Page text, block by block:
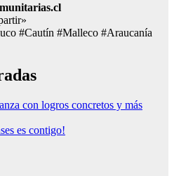
#Cautín #Malleco #Araucanía
con logros concretos y más
es contigo!